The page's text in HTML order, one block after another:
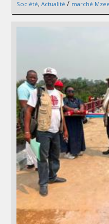
Société, Actualité / marché